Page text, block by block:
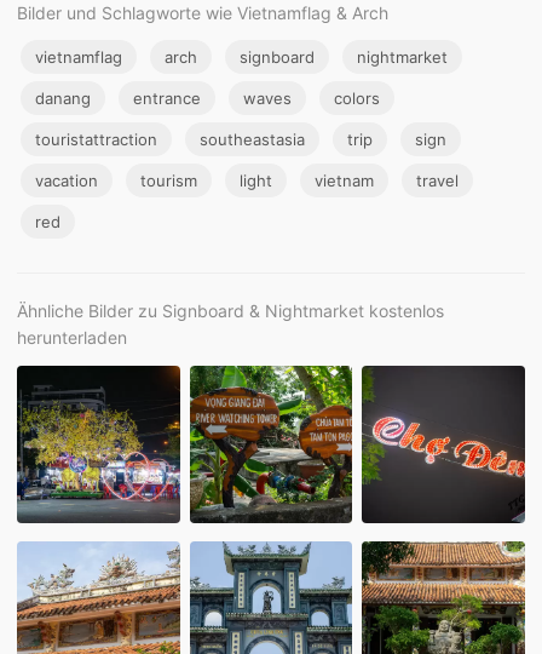
Bilder und Schlagworte wie Vietnamflag & Arch
vietnamflag arch signboard nightmarket
danang entrance waves colors
touristattraction southeastasia trip sign
vacation tourism light vietnam travel
red
Ähnliche Bilder zu Signboard & Nightmarket kostenlos
herunterladen